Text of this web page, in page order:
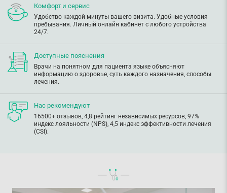
Комфорт и сервис
Удобство каждой минуты вашего визита. Удобные условия
пребывания. Личный онлайн кабинет с любого устройства
24/7.
Доступные пояснения
Врачи на понятном для пациента языке объясняют
информацию о здоровье, суть каждого назначения, способы
лечения.
Нас рекомендуют
16500+ отзывов, 4,8 рейтинг независимых ресурсов, 97%
индекс лояльности (NPS), 4,5 индекс эффективности лечения
(CSI).